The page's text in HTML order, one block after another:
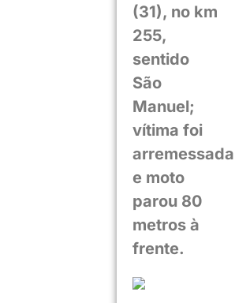
(31), no km
255,
sentido
São
Manuel;
vítima foi
arremessada
e moto
parou 80
metros à
frente.